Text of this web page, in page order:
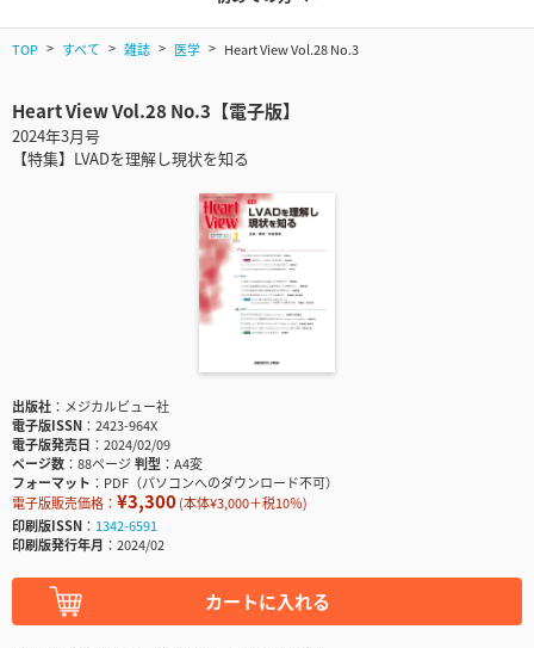
TOP すべて 雑誌 医学 Heart View Vol.28 No.3
Heart View Vol.28 No.3【電子版】
2024年3月号
【特集】LVADを理解し現状を知る
出版社
メジカルビュー社
電子版ISSN
2423-964X
電子版発売日
2024/02/09
ページ数
88ページ判型
A4変
フォーマット
PDF（パソコンへのダウンロード不可）
電子版販売価格： ¥3,300(本体¥3,000＋税10％)
印刷版ISSN
1342-6591
印刷版発行年月
2024/02
カートに入れる